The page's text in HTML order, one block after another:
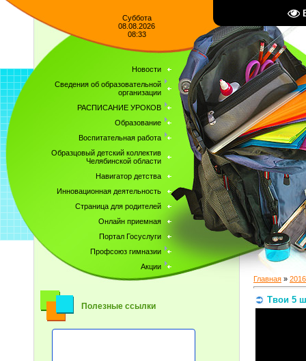
Суббота
08.08.2026
08:33
Новости
Сведения об образовательной
организации
РАСПИСАНИЕ УРОКОВ
Образование
Воспитательная работа
Образцовый детский коллектив
Челябинской области
Навигатор детства
Инновационная деятельность
Страница для родителей
Онлайн приемная
Портал Госуслуги
Профсоюз гимназии
Акции
Полезные ссылки
Главная » 2016
Твои 5